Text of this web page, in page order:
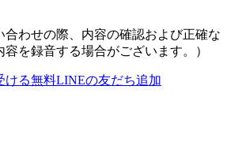
合わせの際、内容の確認および正確な
を録音する場合がございます。）
ける無料LINEの友だち追加